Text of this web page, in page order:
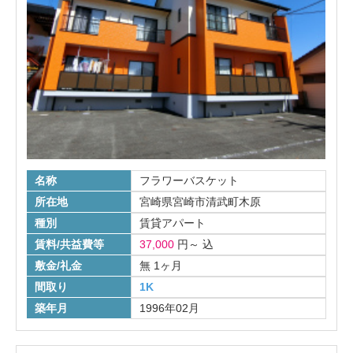
名称
フラワーバスケット
所在地
宮崎県宮崎市清武町木原
種別
賃貸アパート
賃料/共益費等
37,000 円 ～ 込
敷金/礼金
無 1ヶ月
間取り
1K
築年月
1996年02月